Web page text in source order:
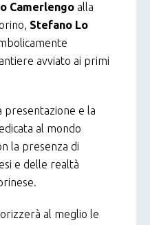
Camerlengo alla
Stefano Lo
avviato ai primi
presentazione e la
al mondo
la presenza di
e delle realtà
al meglio le